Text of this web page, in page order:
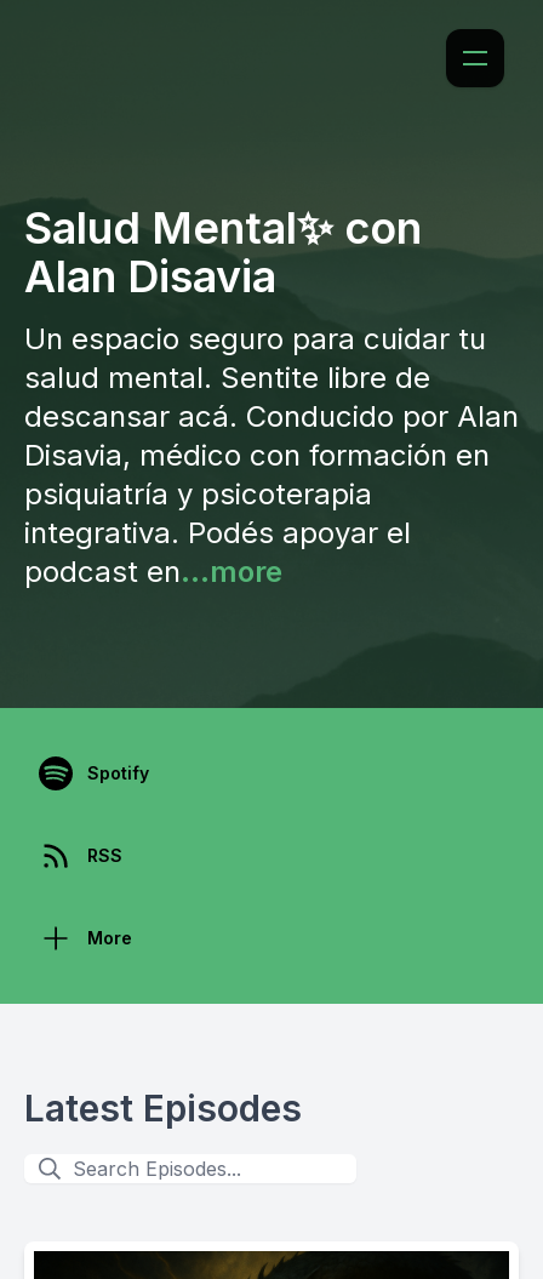
Salud Mental✨ con
Alan Disavia
Un espacio seguro para cuidar tu
salud mental. Sentite libre de
descansar acá. Conducido por Alan
Disavia, médico con formación en
psiquiatría y psicoterapia
integrativa. Podés apoyar el
podcast en...more
Spotify
RSS
More
Latest Episodes